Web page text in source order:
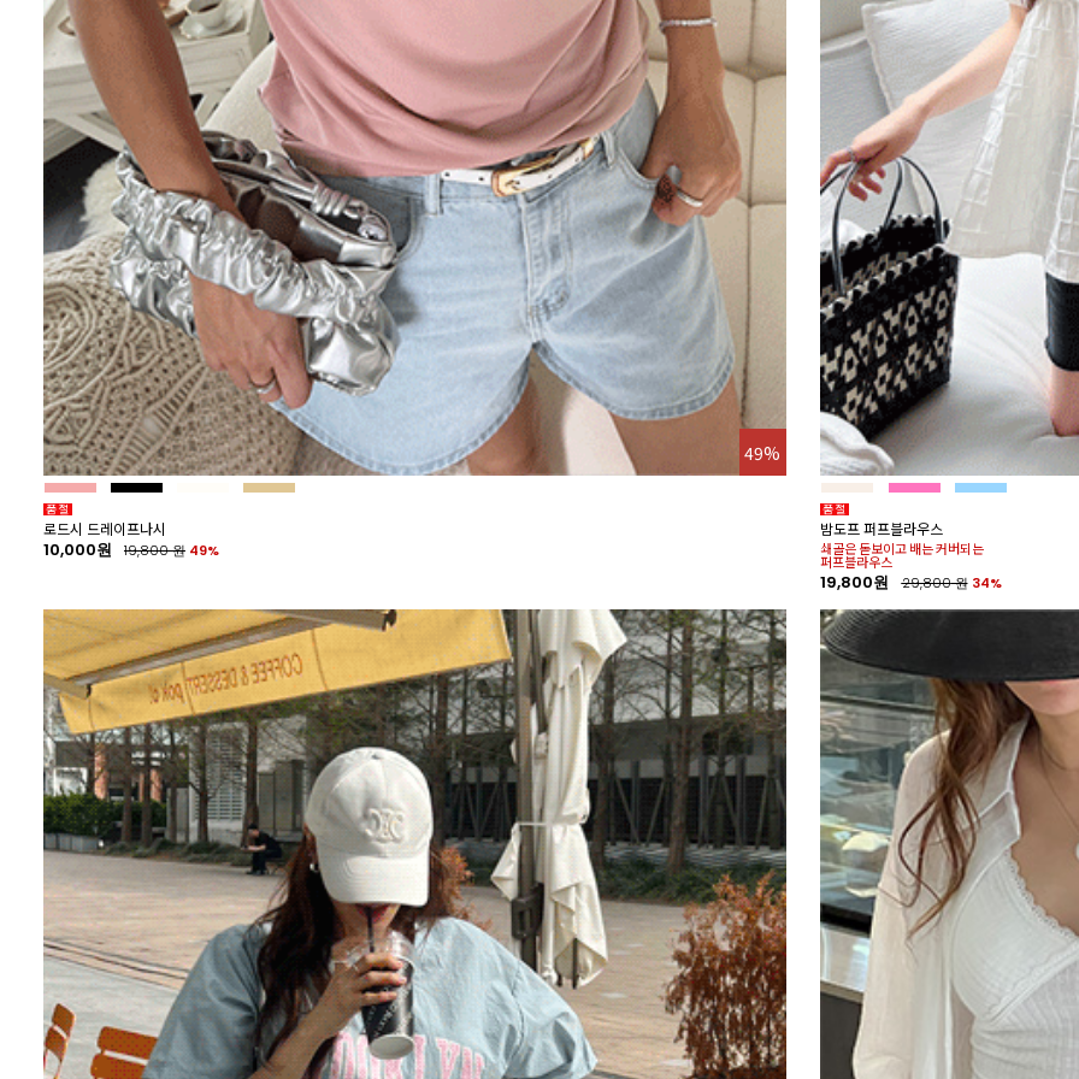
49%
로드시 드레이프나시
10,000원 19,800원 49%
밤도프 퍼프블라우스
쇄골은 돋보이고 배는 커버되는
퍼프블라우스
19,800원 29,800원 34%